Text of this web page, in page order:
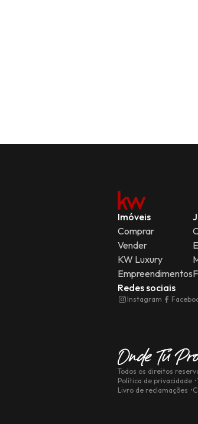
Imóveis
Comprar
Vender
KW Luxury
Empreendimentos
Redes sociais
Instagram
Todos os direitos
Política de privacidade
Livro de reclamações